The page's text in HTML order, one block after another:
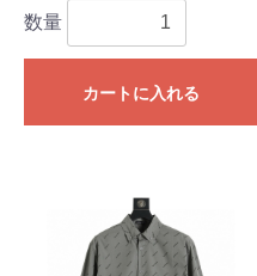
数量
カートに入れる